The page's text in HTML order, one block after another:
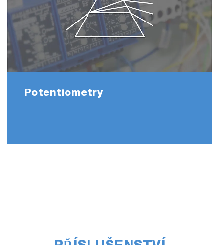
Potentiometry